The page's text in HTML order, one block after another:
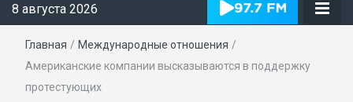
8 августа 2026
Главная / Международные отношения /
Американские компании высказываются в поддержку
протестующих